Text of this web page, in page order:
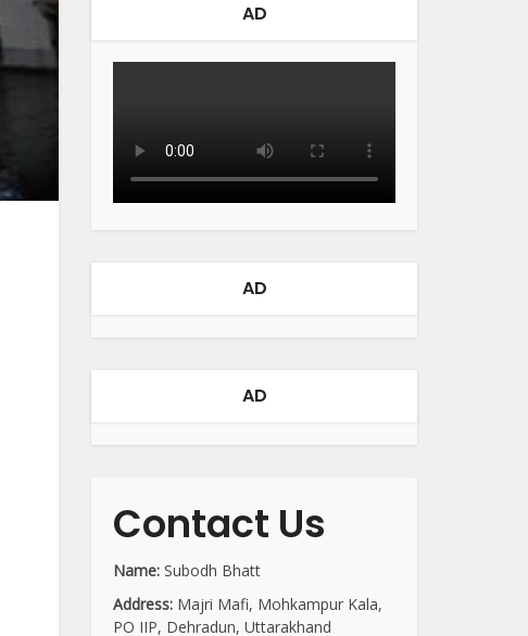
AD
AD
AD
Contact Us
Name: Subodh Bhatt
Address: Majri Mafi, Mohkampur Kala,
PO IIP, Dehradun, Uttarakhand